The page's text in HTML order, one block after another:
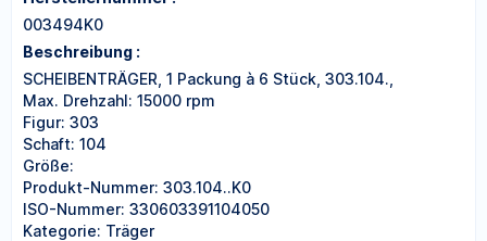
003494K0
Beschreibung :
SCHEIBENTRÄGER, 1 Packung à 6 Stück, 303.104.,
Max. Drehzahl: 15000 rpm
Figur: 303
Schaft: 104
Größe:
Produkt-Nummer: 303.104..K0
ISO-Nummer: 330603391104050
Kategorie: Träger